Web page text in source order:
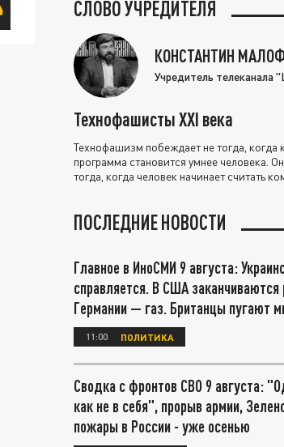
СЛОВО УЧРЕДИТЕЛЯ
КОНСТАНТИН
Учредитель телеканала
Технофашисты XXI века
Технофашизм побеждает не тогда, когда
программа становится умнее человека.
тогда, когда человек начинает считать
ПОСЛЕДНИЕ НОВОСТИ
Главное в ИноСМИ 9 августа:
справляется. В США заканчиваются
Германии — газ. Британцы пугают
11:00 ПОЛИТИКА
Сводка с фронтов СВО 9 августа:
как не в себя", прорыв армии,
пожары в России - уже осенью